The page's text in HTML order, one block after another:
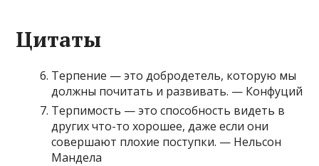
Цитаты
Терпение — это добродетель, которую мы
должны почитать и развивать. — Конфуций
Терпимость — это способность видеть в
других что-то хорошее, даже если они
совершают плохие поступки. — Нельсон
Мандела